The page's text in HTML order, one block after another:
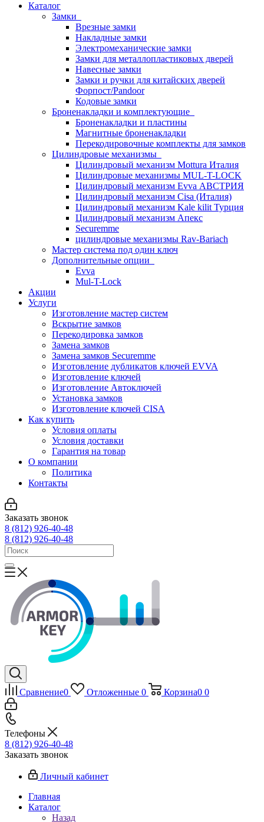
Каталог
Замки
Врезные замки
Накладные замки
Электромеханические замки
Замки для металлопластиковых дверей
Навесные замки
Замки и ручки для китайских дверей
Форпост/Раndoor
Кодовые замки
Броненакладки и комплектующие
Броненакладки и пластины
Магнитные броненакладки
Перекодировочные комплекты для замков
Цилиндровые механизмы
Цилиндровый механизм Mottura Италия
Цилиндровые механизмы MUL-T-LOCK
Цилиндровый механизм Evva АВСТРИЯ
Цилиндровый механизм Cisa (Италия)
Цилиндровый механизм Kale kilit Турция
Цилиндровый механизм Апекс
Securemme
цилиндровые механизмы Rav-Bariach
Мастер система под один ключ
Дополнительные опции
Evva
Mul-T-Lock
Акции
Услуги
Изготовление мастер систем
Вскрытие замков
Перекодировка замков
Замена замков
Замена замков Securemme
Изготовление дубликатов ключей EVVA
Изготовление ключей
Изготовление Автоключей
Установка замков
Изготовление ключей CISA
Как купить
Условия оплаты
Условия доставки
Гарантия на товар
О компании
Политика
Контакты
Заказать звонок
8 (812) 926-40-48
8 (812) 926-40-48
Сравнение0 Отложенные 0 Корзина0 0
Телефоны
8 (812) 926-40-48
Заказать звонок
Личный кабинет
Главная
Каталог
Назад